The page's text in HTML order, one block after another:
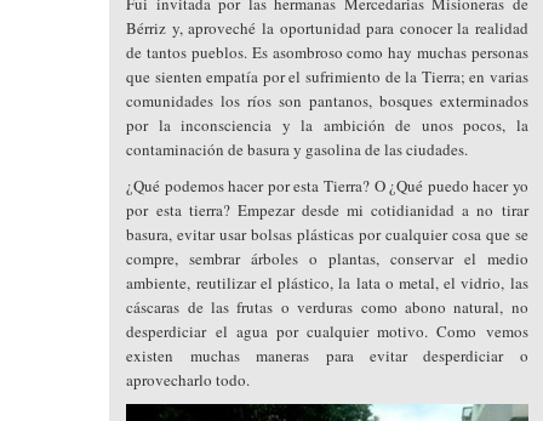
Bérriz y, aproveché la oportunidad para conocer la realidad
de tantos pueblos. Es asombroso como hay muchas personas
que sienten empatía por el sufrimiento de la Tierra; en varias
comunidades los ríos son pantanos, bosques exterminados
por la inconsciencia y la ambición de unos pocos, la
contaminación de basura y gasolina de las ciudades.
¿Qué podemos hacer por esta Tierra? O ¿Qué puedo hacer yo
por esta tierra? Empezar desde mi cotidianidad a no tirar
basura, evitar usar bolsas plásticas por cualquier cosa que se
compre, sembrar árboles o plantas, conservar el medio
ambiente, reutilizar el plástico, la lata o metal, el vidrio, las
cáscaras de las frutas o verduras como abono natural, no
desperdiciar el agua por cualquier motivo. Como vemos
existen muchas maneras para evitar desperdiciar o
aprovecharlo todo.